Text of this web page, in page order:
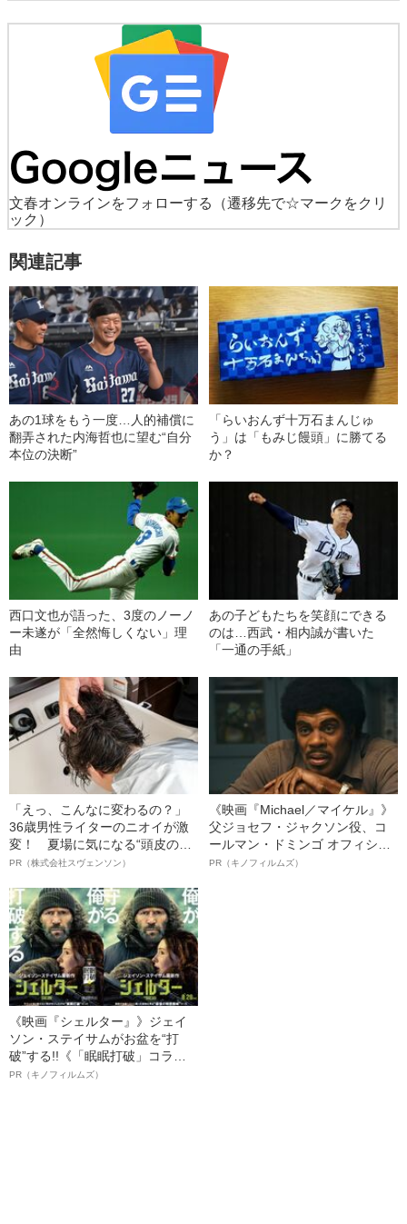
文春オンラインをフォローする
（遷移先で☆マークをクリ
ック）
関連記事
あの1球をもう一度…人的補償に
翻弄された内海哲也に望む“自分
本位の決断”
「らいおんず十万石まんじゅ
う」は「もみじ饅頭」に勝てる
か？
西口文也が語った、3度のノーノ
ー未遂が「全然悔しくない」理
由
あの子どもたちを笑顔にできる
のは…西武・相内誠が書いた
「一通の手紙」
「えっ、こんなに変わるの？」
36歳男性ライターのニオイが激
変！ 夏場に気になる“頭皮のニ
オイ”や“ベタつき”を解消す
ト”が生み出した徹底ケアとは
PR（株式会社スヴェンソン）
《映画『Michael／マイケル』》
父ジョセフ・ジャクソン役、コ
ールマン・ドミンゴ オフィシャ
ルインタビュー“観客を魅了した
PR（キノフィルムズ）
《映画『シェルター』》ジェイ
ソン・ステイサムがお盆を“打
破”する!!《「眠眠打破」コラ
ボ》
PR（キノフィルムズ）